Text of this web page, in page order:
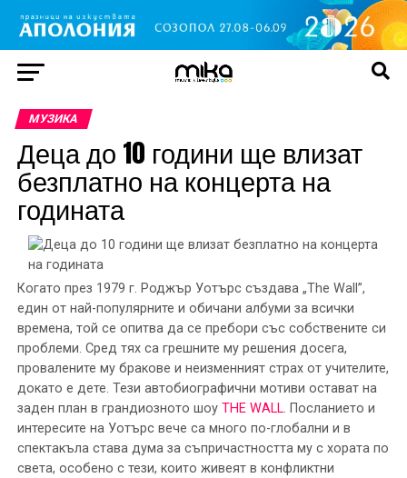
МУЗИКА
Деца до 10 години ще влизат
безплатно на концерта на
годината
Когато през 1979 г. Роджър Уотърс създава „The Wall”,
един от най-популярните и обичани албуми за всички
времена, той се опитва да се пребори със собствените си
проблеми. Сред тях са грешните му решения досега,
провалените му бракове и неизменният страх от учителите,
докато е дете. Тези автобиографични мотиви остават на
заден план в грандиозното шоу THE WALL. Посланието и
интересите на Уотърс вече са много по-глобални и в
спектакъла става дума за съпричастността му с хората по
света, особено с тези, които живеят в конфликтни